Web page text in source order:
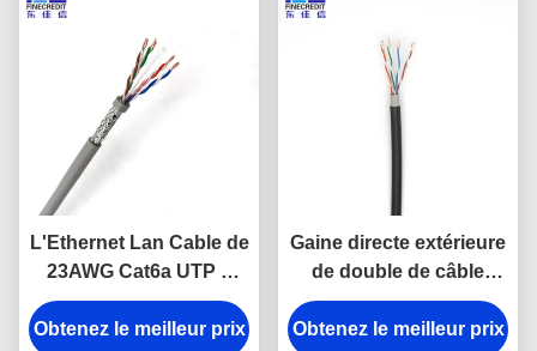
L'Ethernet Lan Cable de
23AWG Cat6a UTP 4
paires a tordu le PVC
engainé
Obtenez le meilleur prix
Gaine directe extérieure
de double de câble
Ethernet d'enterrement
de 23AWG 0.56mm
Obtenez le meilleur prix